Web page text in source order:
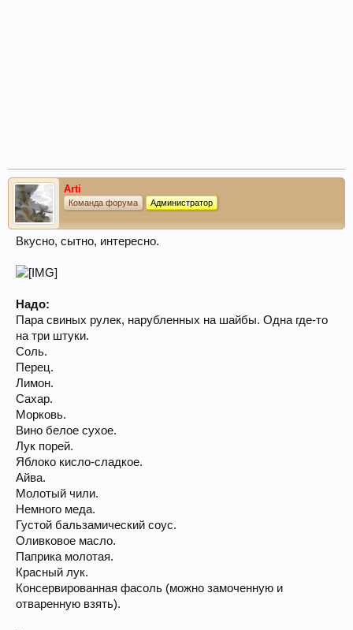
Arti
Команда форума Администратор
Вкусно, сытно, интересно.
Надо:
Пара свиных рулек, нарубленных на шайбы. Одна где-то
на три штуки.
Соль.
Перец.
Лимон.
Сахар.
Морковь.
Вино белое сухое.
Лук порей.
Яблоко кисло-сладкое.
Айва.
Молотый чили.
Немного меда.
Густой бальзамический соус.
Оливковое масло.
Паприка молотая.
Красный лук.
Консервированная фасоль (можно замоченную и
отваренную взять).